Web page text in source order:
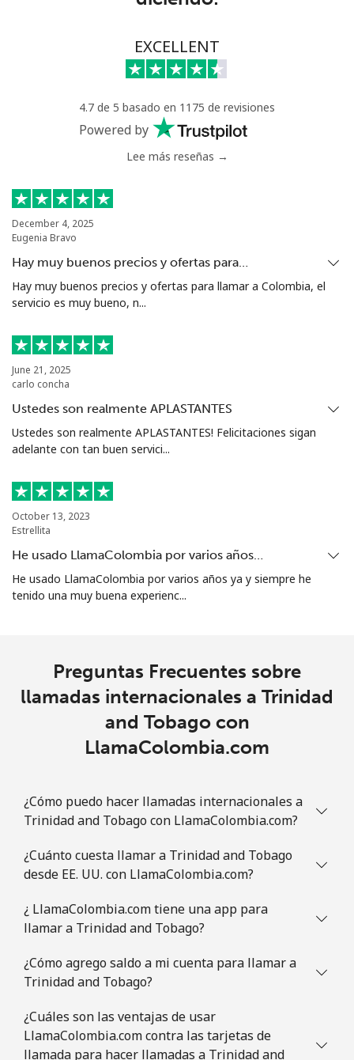
63 min por ⁦$5⁩
⁦22.5¢⁩ 22 min por ⁦$5⁩
⁦104.5¢⁩ 4 min por ⁦$5⁩
Celular ⁦103.9¢⁩
Turkey
Línea fija ⁦4.9¢⁩ 102 min por ⁦$5⁩ -
Turkmenistan
Línea fija ⁦29.5¢⁩ 16 min por ⁦$5⁩
Celular ⁦34.5¢⁩
Turks And Caicos Islands
Línea fija
Tuvalu
country
EXCELLENT
4.7 de 5 basado en 1175 de revisiones
Powered by
Lee más reseñas →
December 4, 2025
Eugenia Bravo
Hay muy buenos precios y ofertas para…
Hay muy buenos precios y ofertas para llamar a Colombia, el
servicio es muy bueno, n...
June 21, 2025
carlo concha
Ustedes son realmente APLASTANTES
Ustedes son realmente APLASTANTES! Felicitaciones sigan
adelante con tan buen servici...
October 13, 2023
Estrellita
He usado LlamaColombia por varios años…
He usado LlamaColombia por varios años ya y siempre he
tenido una muy buena experienc...
Preguntas Frecuentes sobre
llamadas internacionales a Trinidad
and Tobago con
LlamaColombia.com
¿Cómo puedo hacer llamadas internacionales a
Trinidad and Tobago con LlamaColombia.com?
¿Cuánto cuesta llamar a Trinidad and Tobago
desde EE. UU. con LlamaColombia.com?
¿ LlamaColombia.com tiene una app para
llamar a Trinidad and Tobago?
¿Cómo agrego saldo a mi cuenta para llamar a
Trinidad and Tobago?
¿Cuáles son las ventajas de usar
LlamaColombia.com contra las tarjetas de
llamada para hacer llamadas a Trinidad and